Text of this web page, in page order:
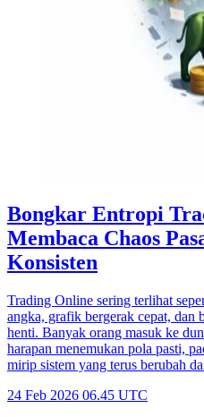
Bongkar Entropi
Membaca Chaos
Konsisten
Trading Online sering terlihat
angka, grafik bergerak cepat, dan
henti. Banyak orang masuk ke
harapan menemukan pola pasti,
mirip sistem yang terus berubah
24 Feb 2026 06.45 UTC